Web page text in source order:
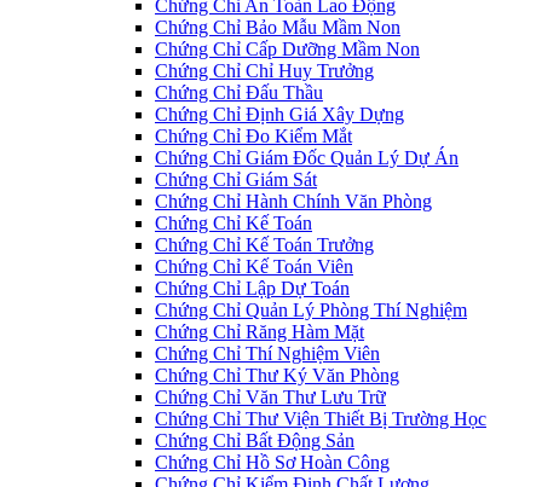
Chứng Chỉ An Toàn Lao Động
Chứng Chỉ Bảo Mẫu Mầm Non
Chứng Chỉ Cấp Dưỡng Mầm Non
Chứng Chỉ Chỉ Huy Trưởng
Chứng Chỉ Đấu Thầu
Chứng Chỉ Định Giá Xây Dựng
Chứng Chỉ Đo Kiểm Mắt
Chứng Chỉ Giám Đốc Quản Lý Dự Án
Chứng Chỉ Giám Sát
Chứng Chỉ Hành Chính Văn Phòng
Chứng Chỉ Kế Toán
Chứng Chỉ Kế Toán Trưởng
Chứng Chỉ Kế Toán Viên
Chứng Chỉ Lập Dự Toán
Chứng Chỉ Quản Lý Phòng Thí Nghiệm
Chứng Chỉ Răng Hàm Mặt
Chứng Chỉ Thí Nghiệm Viên
Chứng Chỉ Thư Ký Văn Phòng
Chứng Chỉ Văn Thư Lưu Trữ
Chứng Chỉ Thư Viện Thiết Bị Trường Học
Chứng Chỉ Bất Động Sản
Chứng Chỉ Hồ Sơ Hoàn Công